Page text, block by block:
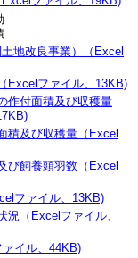
地改良事業）（Excel
Excelファイル、13KB)
作付面積及び収穫量
積及び収穫量（Excel
び飼養頭羽数（Excel
ファイル、13KB)
況（Excelファイル、
イル、44KB)